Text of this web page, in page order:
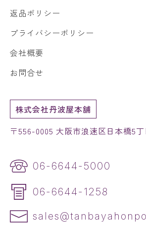
返品ポリシー
プライバシーポリシー
会社概要
お問合せ
株式会社丹波屋本舗
〒556-0005 大阪市浪速区日本橋5
06-6644-5000
06-6644-1258